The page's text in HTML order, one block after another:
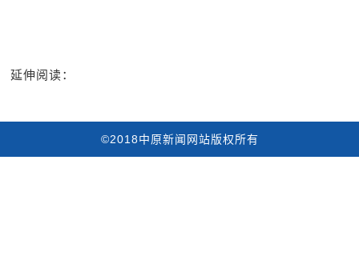
延伸阅读：
©2018中原新闻网站版权所有